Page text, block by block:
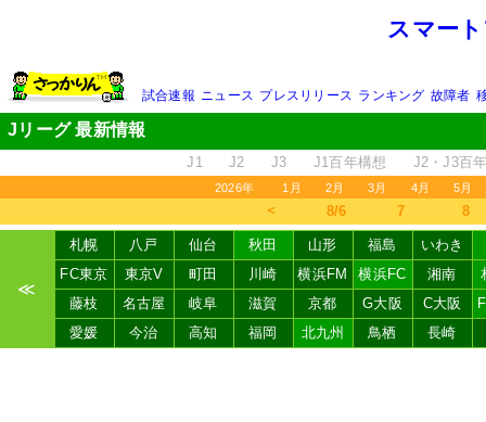
スマー
試合速報 ニュース プレスリリース ランキング 故障者
Jリーグ 最新情報
J1 J2 J3 J1百年構想 J2・J3百
2026年 1月 2月 3月 4月 5月
＜ 8/6 7 8
≪
札幌 八戸 仙台 秋田 山形 福島
いわき
FC東京
東京V 町田 川崎 横浜FM 横浜FC 湘南
藤枝
名古屋 岐阜 滋賀 京都 G大阪 C大阪
愛媛
今治 高知 福岡 北九州 鳥栖 長崎